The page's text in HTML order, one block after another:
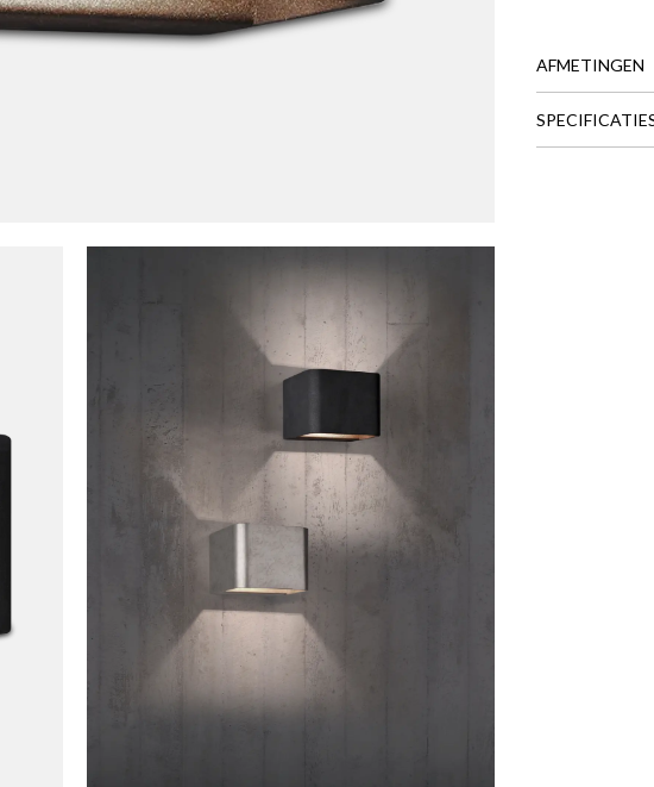
AFMETINGEN
Wandlamp MELVIN Zwartis toegevoegd aan je winkelmandje
WANDLAMP MELVIN ZWART
€ 67,80
Prijs per stuk, incl. btw en excl. verzendkosten